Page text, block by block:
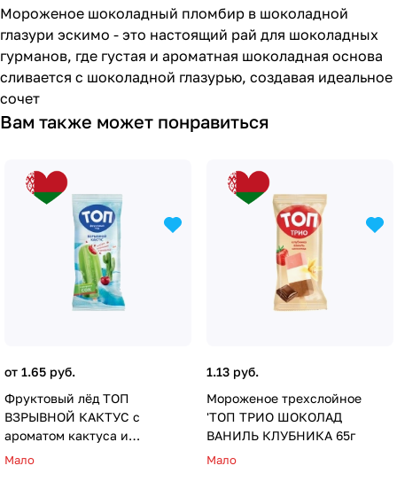
Мороженое шоколадный пломбир в шоколадной
глазури эскимо - это настоящий рай для шоколадных
гурманов, где густая и ароматная шоколадная основа
сливается с шоколадной глазурью, создавая идеальное
сочет
Вам также может понравиться
от 1.65 руб.
Фруктовый лёд ТОП
ВЗРЫВНОЙ КАКТУС с
ароматом кактуса и
вишневой начинкой с
Мало
1.13 руб.
Мороженое трехслойное
'ТОП ТРИО ШОКОЛАД
ВАНИЛЬ КЛУБНИКА 65г
Мало